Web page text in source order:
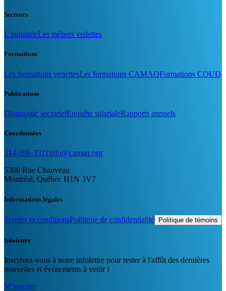
Secteurs
L'industrieLes métiers vedettes
Formations
Les formations vedettesLes formations CAMAQFormations COUD
Publications
Diagnostic sectorielEnquête salarialeRapports annuels
Coordonnées
514-596-3311 info@camaq.org
5300 Rue Chauveau
Montréal, Québec H1N 3V7
Informations légales
Termes et conditionsPolitique de confidentialité Politique de témoins
Infolettre
Inscrivez-vous à notre infolettre pour rester à l'affût des dernières
nouvelles et événements à venir !
M'inscrire